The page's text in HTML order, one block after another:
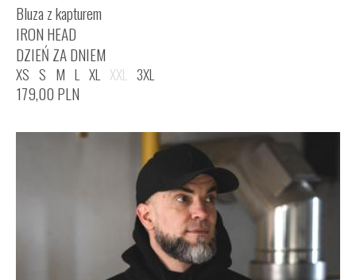
Bluza z kapturem
IRON HEAD
DZIEŃ ZA DNIEM
XS S M L XL XXL 3XL
179,00 PLN